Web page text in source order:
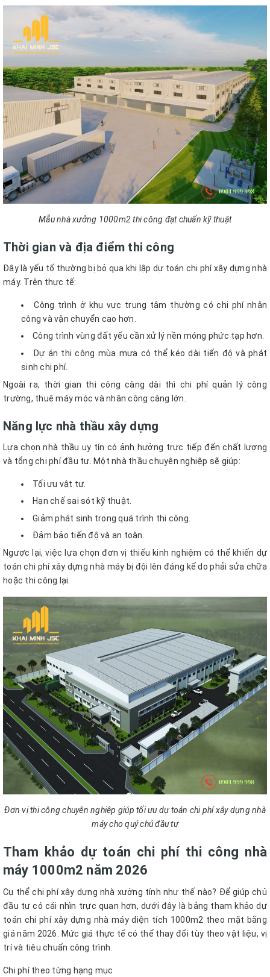
Mẫu nhà xưởng 1000m2 thi công đạt chuẩn kỹ thuật
Thời gian và địa điểm thi công
Đây là yếu tố thường bị bỏ qua khi lập dự toán chi phí xây dựng nhà
máy. Trên thực tế:
Công trình ở khu vực trung tâm thường có chi phí nhân
công và vận chuyển cao hơn.
Công trình vùng đất yếu cần xử lý nền móng phức tạp hơn.
Dự án thi công mùa mưa có thể kéo dài tiến độ và phát
sinh chi phí.
Ngoài ra, thời gian thi công càng dài thì chi phí quản lý công
trường, thuê máy móc và nhân công càng lớn.
Năng lực nhà thầu xây dựng
Lựa chọn nhà thầu uy tín có ảnh hưởng trực tiếp đến chất lượng
và tổng chi phí đầu tư. Một nhà thầu chuyên nghiệp sẽ giúp:
Tối ưu vật tư.
Hạn chế sai sót kỹ thuật.
Giảm phát sinh trong quá trình thi công.
Đảm bảo tiến độ và an toàn.
Ngược lại, việc lựa chọn đơn vị thiếu kinh nghiệm có thể khiến dự
toán chi phí xây dựng nhà máy bị đội lên đáng kể do phải sửa chữa
hoặc thi công lại.
Đơn vị thi công chuyên nghiệp giúp tối ưu dự toán chi phí xây dựng nhà
máy cho quý chủ đầu tư
Tham khảo dự toán chi phí thi công nhà
máy 1000m2 năm 2026
Cụ thể chi phí xây dựng nhà xưởng tính như thế nào? Để giúp chủ
đầu tư có cái nhìn trực quan hơn, dưới đây là bảng tham khảo dự
toán chi phí xây dựng nhà máy diện tích 1000m2 theo mặt bằng
giá năm 2026. Mức giá thực tế có thể thay đổi tùy theo vật liệu, vị
trí và tiêu chuẩn công trình.
Chi phí theo từng hạng mục